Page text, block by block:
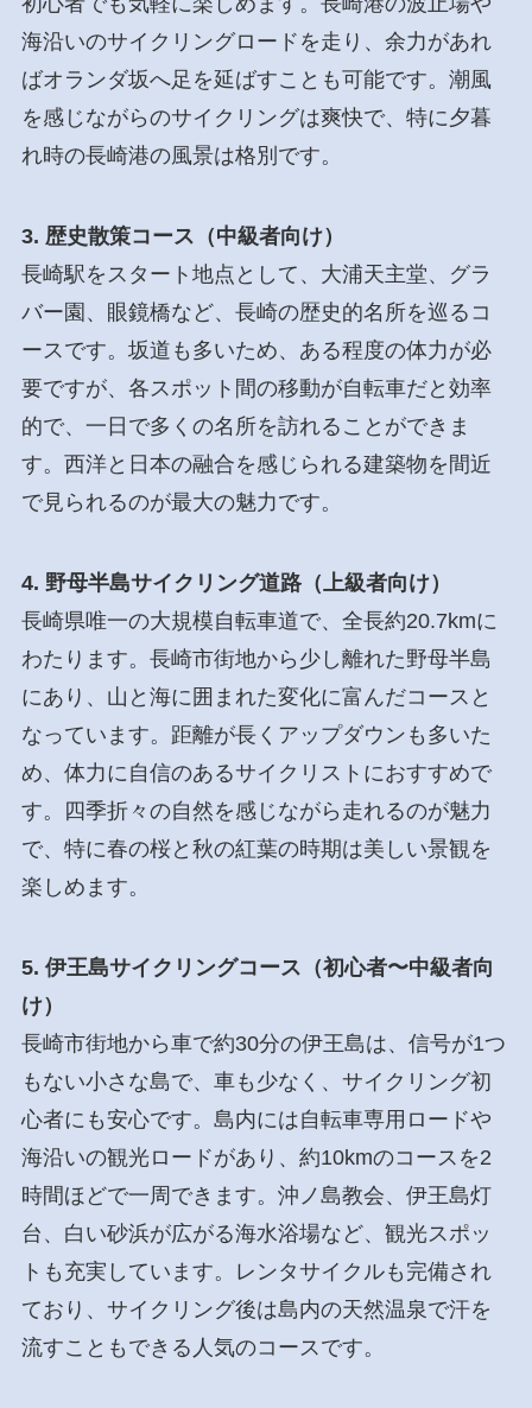
海沿いのサイクリングロードを走り、余力があれ
ばオランダ坂へ足を延ばすことも可能です。潮風
を感じながらのサイクリングは爽快で、特に夕暮
れ時の長崎港の風景は格別です。
3. 歴史散策コース（中級者向け）
長崎駅をスタート地点として、大浦天主堂、グラ
バー園、眼鏡橋など、長崎の歴史的名所を巡るコ
ースです。坂道も多いため、ある程度の体力が必
要ですが、各スポット間の移動が自転車だと効率
的で、一日で多くの名所を訪れることができま
す。西洋と日本の融合を感じられる建築物を間近
で見られるのが最大の魅力です。
4. 野母半島サイクリング道路（上級者向け）
長崎県唯一の大規模自転車道で、全長約20.7kmに
わたります。長崎市街地から少し離れた野母半島
にあり、山と海に囲まれた変化に富んだコースと
なっています。距離が長くアップダウンも多いた
め、体力に自信のあるサイクリストにおすすめで
す。四季折々の自然を感じながら走れるのが魅力
で、特に春の桜と秋の紅葉の時期は美しい景観を
楽しめます。
5. 伊王島サイクリングコース（初心者〜中級者向
け）
長崎市街地から車で約30分の伊王島は、信号が1つ
もない小さな島で、車も少なく、サイクリング初
心者にも安心です。島内には自転車専用ロードや
海沿いの観光ロードがあり、約10kmのコースを2
時間ほどで一周できます。沖ノ島教会、伊王島灯
台、白い砂浜が広がる海水浴場など、観光スポッ
トも充実しています。レンタサイクルも完備され
ており、サイクリング後は島内の天然温泉で汗を
流すこともできる人気のコースです。